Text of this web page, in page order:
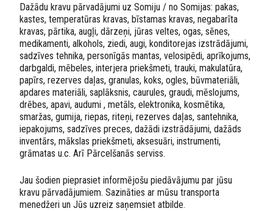
Dažādu kravu pārvadājumi uz Somiju / no Somijas: pakas,
kastes, temperatūras kravas, bīstamas kravas, negabarīta
kravas, pārtika, augļi, dārzeņi, jūras veltes, ogas, sēnes,
medikamenti, alkohols, ziedi, augi, konditorejas izstrādājumi,
sadzīves tehnika, personīgās mantas, velosipēdi, aprīkojums,
darbgaldi, mēbeles, interjera priekšmeti, trauki, makulatūra,
papīrs, rezerves daļas, granulas, koks, ogles, būvmateriāli,
apdares materiāli, saplāksnis, caurules, graudi, mēslojums,
drēbes, apavi, audumi , metāls, elektronika, kosmētika,
smaržas, gumija, riepas, riteņi, rezerves daļas, santehnika,
iepakojums, sadzīves preces, dažādi izstrādājumi, dažāds
inventārs, mākslas priekšmeti, aksesuāri, instrumenti,
grāmatas u.c. Arī Pārcelšanās serviss.
Jau šodien pieprasiet informējošu piedāvājumu par jūsu
kravu pārvadājumiem. Sazināties ar mūsu transporta
menedžeri un Jūs uzreiz saņemsiet atbilde.